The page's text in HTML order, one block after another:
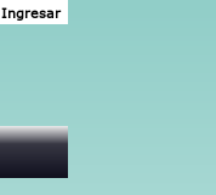
Ingresar